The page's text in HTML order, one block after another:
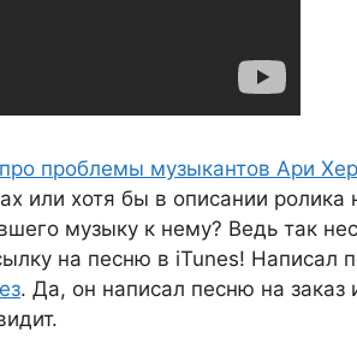
проблемы музыкантов Ари
или хотя бы в описании ролика
музыку к нему? Ведь так
на песню в iTunes! Написал
. Да, он написал песню на заказ